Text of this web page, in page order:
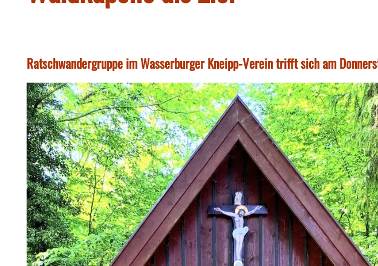
Ratschwandergruppe im Wasserburger Kneipp-Verein trifft sich am